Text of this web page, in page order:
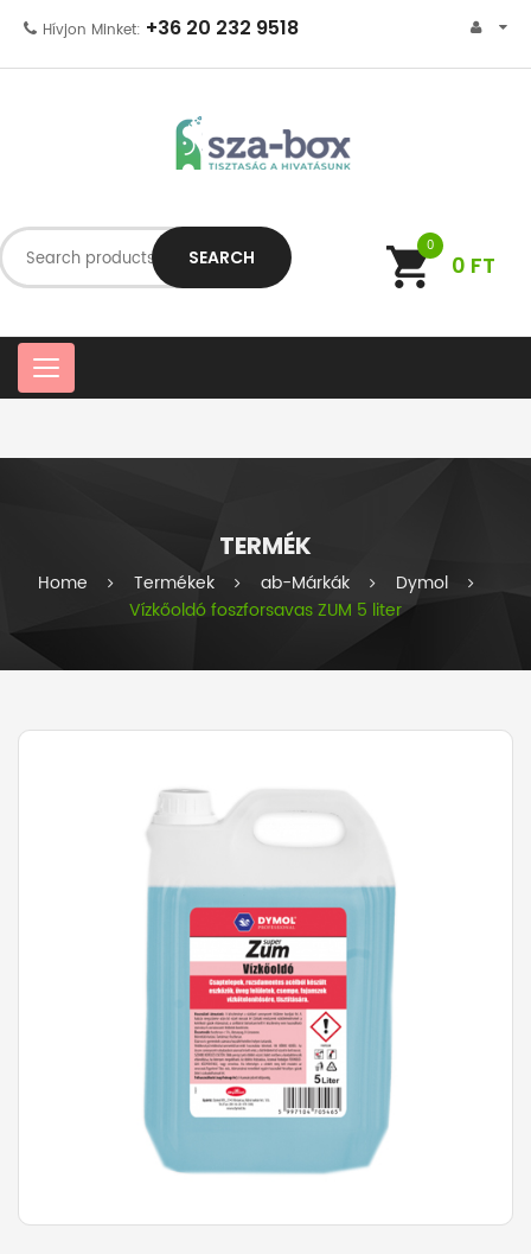
Hívjon Minket: +36 20 232 9518
SEARCH 0
0 FT
C
a
e
TERMÉK
Home Termékek ab-Márkák
Dymol
Vízkőoldó foszforsavas ZUM 5 liter